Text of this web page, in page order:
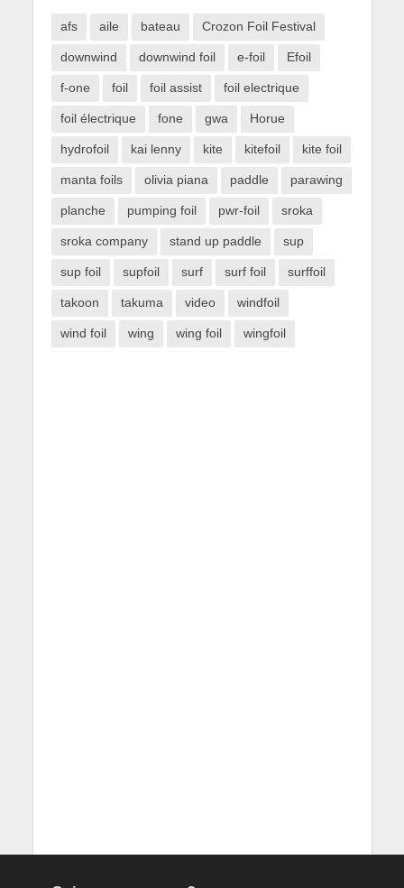
afs aile bateau Crozon Foil Festival
downwind downwind foil e-foil Efoil
f-one foil foil assist foil electrique
foil électrique fone gwa Horue
hydrofoil kai lenny kite kitefoil kite foil
manta foils olivia piana paddle parawing
planche pumping foil pwr-foil sroka
sroka company stand up paddle sup
sup foil supfoil surf surf foil surffoil
takoon takuma video windfoil
wind foil wing wing foil wingfoil